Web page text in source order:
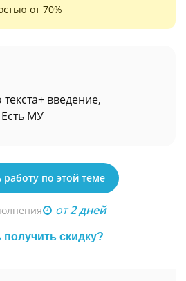
от 70%
введение,
МУ
работу по этой теме
от2 дней
скидку?